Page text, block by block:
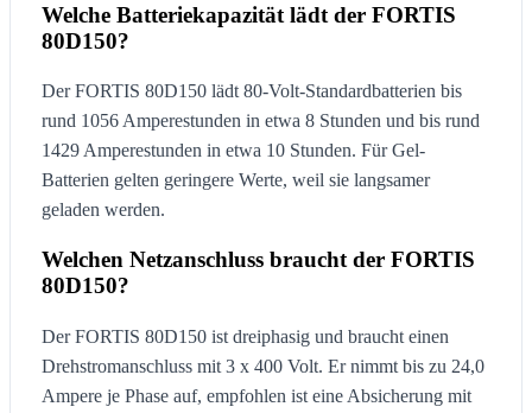
Welche Batteriekapazität lädt der FORTIS
80D150?
Der FORTIS 80D150 lädt 80-Volt-Standardbatterien bis
rund 1056 Amperestunden in etwa 8 Stunden und bis rund
1429 Amperestunden in etwa 10 Stunden. Für Gel-
Batterien gelten geringere Werte, weil sie langsamer
geladen werden.
Welchen Netzanschluss braucht der FORTIS
80D150?
Der FORTIS 80D150 ist dreiphasig und braucht einen
Drehstromanschluss mit 3 x 400 Volt. Er nimmt bis zu 24,0
Ampere je Phase auf, empfohlen ist eine Absicherung mit